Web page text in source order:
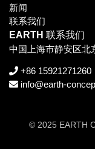
新闻
联系我们
EARTH 联系我们
中国上海市静安区北
+86 15921271260
info@earth-
© 2025 EARTH